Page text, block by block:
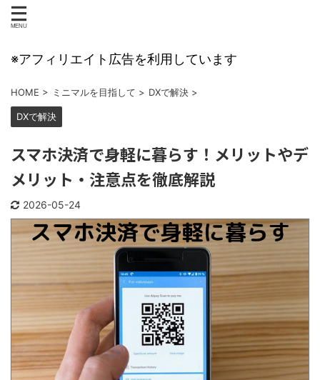
※アフィリエイト広告を利用しています
HOME > ミニマルを目指して > DXで解決 >
DXで解決
スマホ決済で身軽に暮らす！メリットやデ
メリット・注意点を徹底解説
2026-05-24